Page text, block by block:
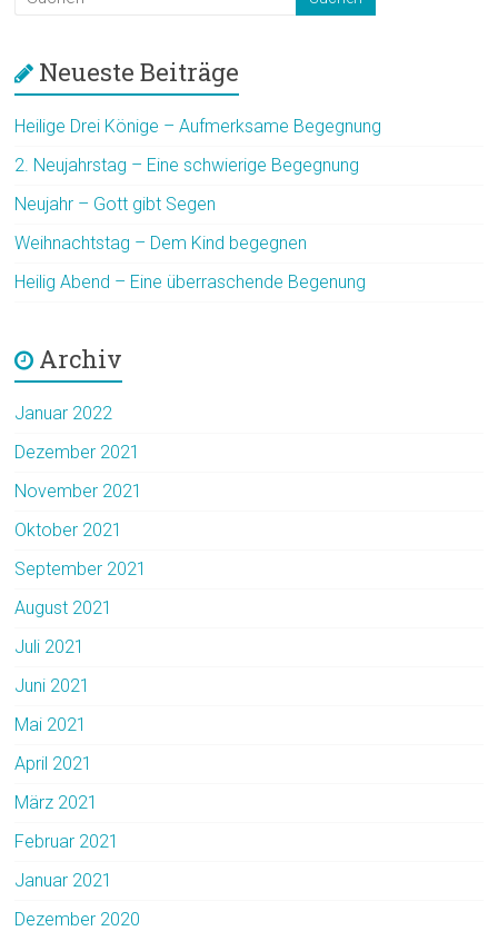
Neueste Beiträge
Heilige Drei Könige – Aufmerksame Begegnung
2. Neujahrstag – Eine schwierige Begegnung
Neujahr – Gott gibt Segen
Weihnachtstag – Dem Kind begegnen
Heilig Abend – Eine überraschende Begenung
Archiv
Januar 2022
Dezember 2021
November 2021
Oktober 2021
September 2021
August 2021
Juli 2021
Juni 2021
Mai 2021
April 2021
März 2021
Februar 2021
Januar 2021
Dezember 2020